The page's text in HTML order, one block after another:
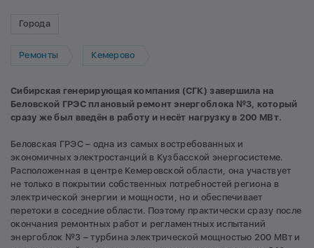
Города
Ремонты Кемерово
Сибирская генерирующая компания (СГК) завершила на
Беловской ГРЭС плановый ремонт энергоблока №3, который
сразу же был введён в работу и несёт нагрузку в 200 МВт.
Беловская ГРЭС – одна из самых востребованных и
экономичных электростанций в Кузбасской энергосистеме.
Расположенная в центре Кемеровской области, она участвует
не только в покрытии собственных потребностей региона в
электрической энергии и мощности, но и обеспечивает
перетоки в соседние области. Поэтому практически сразу после
окончания ремонтных работ и регламентных испытаний
энергоблок №3 – турбина электрической мощностью 200 МВт и